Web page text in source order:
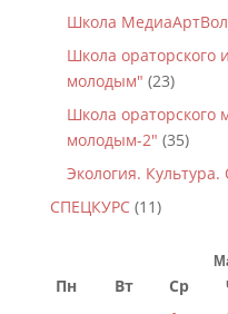
Школа
Школа ораторского
молодым" (23)
Школа ораторского
молодым-2" (35)
Экология.
СПЕЦКУРС(11)
Пн Вт Ср